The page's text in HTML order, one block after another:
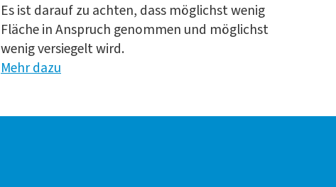
Es ist dar­auf zu ach­ten, dass mög­lichst wenig
Flä­che in Anspruch genom­men und mög­lichst
wenig ver­sie­gelt wird.
Mehr dazu